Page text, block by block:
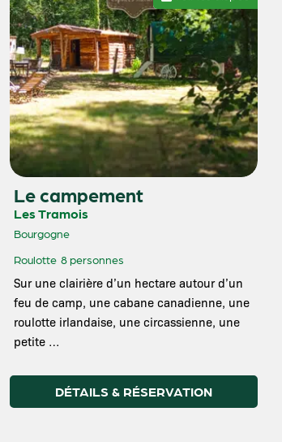
Le campement
Les Tramois
Bourgogne
Roulotte 8 personnes
Sur une clairière d’un hectare autour d’un
feu de camp, une cabane canadienne, une
roulotte irlandaise, une circassienne, une
petite …
DÉTAILS & RÉSERVATION